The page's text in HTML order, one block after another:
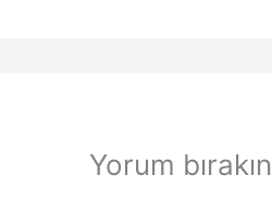
Yorum bırakın